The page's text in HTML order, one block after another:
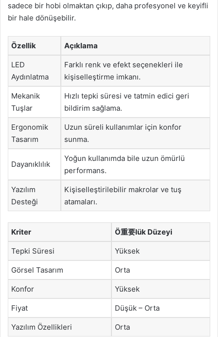
sadece bir hobi olmaktan çıkıp, daha profesyonel ve keyifli
bir hale dönüşebilir.
Özellik Açıklama
LED
Aydınlatma
Farklı renk ve efekt seçenekleri ile
kişiselleştirme imkanı.
Mekanik
Tuşlar
Hızlı tepki süresi ve tatmin edici geri
bildirim sağlama.
Ergonomik
Tasarım
Uzun süreli kullanımlar için konfor
sunma.
Dayanıklılık
Yoğun kullanımda bile uzun ömürlü
performans.
Yazılım
Desteği
Kişiselleştirilebilir makrolar ve tuş
atamaları.
Kriter Ö重要lük Düzeyi
Tepki Süresi Yüksek
Görsel Tasarım Orta
Konfor Yüksek
Fiyat Düşük – Orta
Yazılım Özellikleri Orta